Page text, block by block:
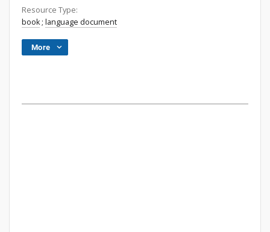
Resource Type:
book; language document
More